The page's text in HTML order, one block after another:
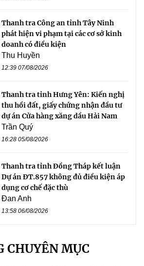
Thanh tra Công an tỉnh Tây Ninh
phát hiện vi phạm tại các cơ sở kinh
doanh có điều kiện
Thu Huyền
12:39 07/08/2026
Thanh tra tỉnh Hưng Yên: Kiến nghị
thu hồi đất, giấy chứng nhận đầu tư
dự án Cửa hàng xăng dầu Hải Nam
Trần Quý
16:28 05/08/2026
Thanh tra tỉnh Đồng Tháp kết luận
Dự án ĐT.857 không đủ điều kiện áp
dụng cơ chế đặc thù
Đan Anh
13:58 06/08/2026
CHUYÊN MỤC